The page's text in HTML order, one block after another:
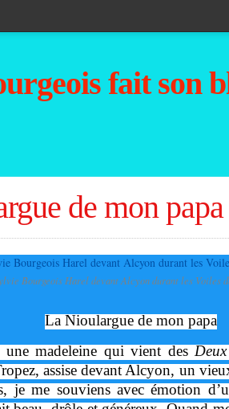
fait son
de mon papa
Bourgeois Harel devant Alcyon durant les Voiles
La Nioulargue de mon papa
madeleine qui vient des
assise devant Alcyon, un
je me souviens avec émotion